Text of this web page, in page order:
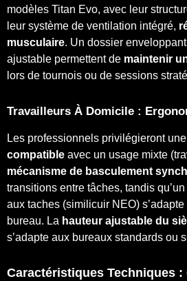
modèles Titan Evo, avec leur
leur système de ventilation intégré,
musculaire. Un dossier
ajustable permettent de maintenir
lors de tournois ou de sessions
Travailleurs À Domicile :
Les professionnels privilégieront une
compatible avec un usage mixte
mécanisme de basculement
transitions entre tâches, tandis
aux taches (similicuir NEO)
bureau. La hauteur ajustable du
s’adapte aux bureaux standards ou
Caractéristiques Techniques :